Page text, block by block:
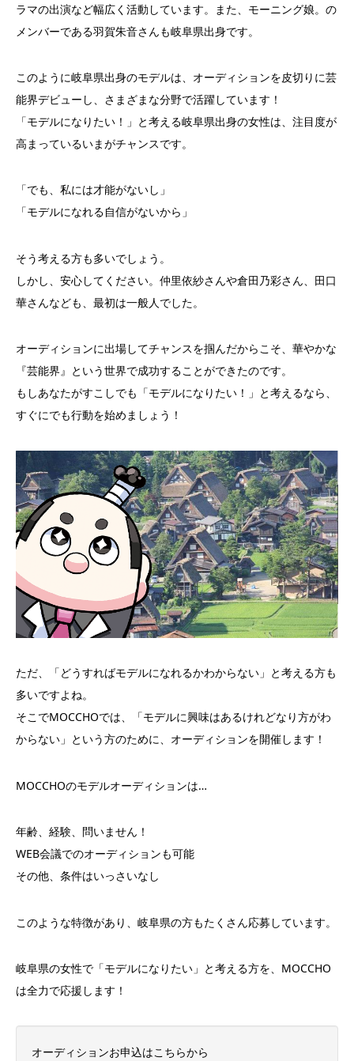
ラマの出演など幅広く活動しています。また、モーニング娘。の
メンバーである羽賀朱音さんも岐阜県出身です。
このように岐阜県出身のモデルは、オーディションを皮切りに芸
能界デビューし、さまざまな分野で活躍しています！
「モデルになりたい！」と考える岐阜県出身の女性は、注目度が
高まっているいまがチャンスです。
「でも、私には才能がないし」
「モデルになれる自信がないから」
そう考える方も多いでしょう。
しかし、安心してください。仲里依紗さんや倉田乃彩さん、田口
華さんなども、最初は一般人でした。
オーディションに出場してチャンスを掴んだからこそ、華やかな
『芸能界』という世界で成功することができたのです。
もしあなたがすこしでも「モデルになりたい！」と考えるなら、
すぐにでも行動を始めましょう！
ただ、「どうすればモデルになれるかわからない」と考える方も
多いですよね。
そこでMOCCHOでは、「モデルに興味はあるけれどなり方がわ
からない」という方のために、オーディションを開催します！
MOCCHOのモデルオーディションは…
年齢、経験、問いません！
WEB会議でのオーディションも可能
その他、条件はいっさいなし
このような特徴があり、岐阜県の方もたくさん応募しています。
岐阜県の女性で「モデルになりたい」と考える方を、MOCCHO
は全力で応援します！
オーディションお申込はこちらから